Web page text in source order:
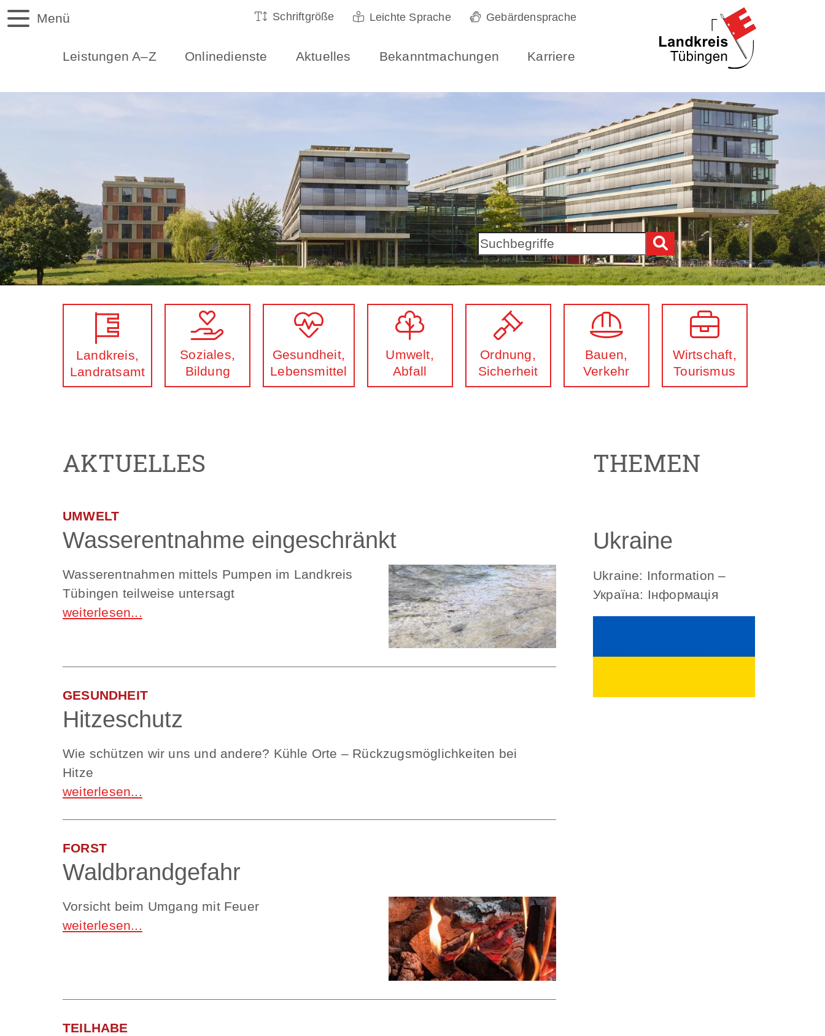
Menü Schriftgröße Leichte Sprache Gebärdensprache
Leistungen A–Z Onlinedienste Aktuelles Bekanntmachungen Karriere
Landkreis,
Landratsamt
Soziales,
Bildung
Gesundheit,
Lebensmittel
Umwelt,
Abfall
Ordnung,
Sicherheit
Bauen,
Verkehr
Wirtschaft,
Tourismus
AKTUELLES
UMWELT
Wasserentnahme eingeschränkt
Wasserentnahmen mittels Pumpen im Landkreis
Tübingen teilweise untersagt
GESUNDHEIT
Hitzeschutz
Wie schützen wir uns und andere? Kühle Orte – Rückzugsmöglichkeiten bei
Hitze
FORST
Waldbrandgefahr
Vorsicht beim Umgang mit Feuer
TEILHABE
THEMEN
Ukraine
Ukraine: Information –
Україна: Інформація